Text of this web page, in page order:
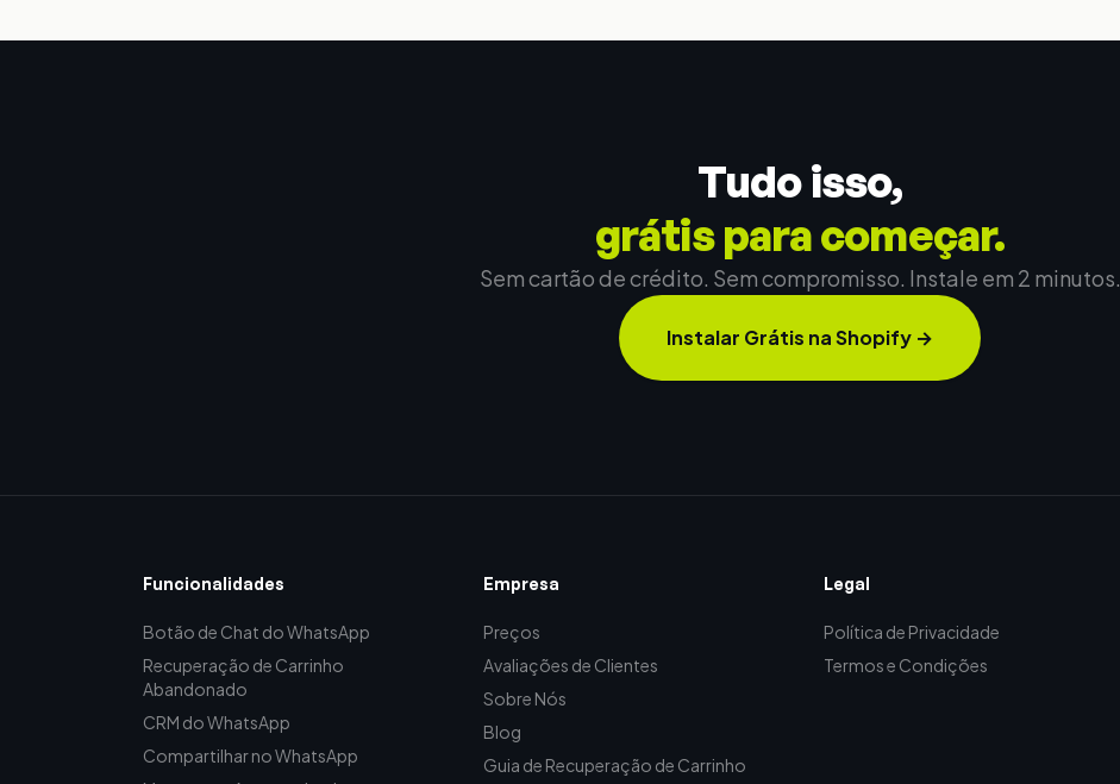
Tudo isso,
grátis para começar.
Sem cartão de crédito. Sem compromisso. Instale em 2 minutos.
Instalar Grátis na Shopify →
Funcionalidades
Botão de Chat do WhatsApp
Recuperação de Carrinho
Abandonado
CRM do WhatsApp
Compartilhar no WhatsApp
Empresa
Preços
Avaliações de Clientes
Sobre Nós
Blog
Guia de Recuperação de Carrinho
Legal
Política de Privacidade
Termos e Condições